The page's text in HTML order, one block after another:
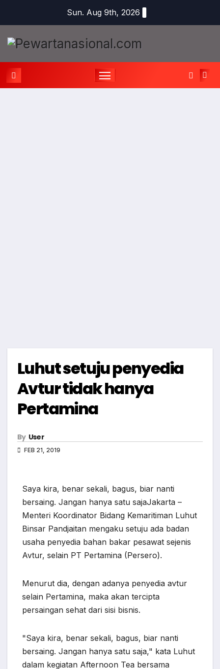
Sun. Aug 9th, 2026
Luhut setuju penyedia
Avtur tidak hanya
Pertamina
By User
FEB 21, 2019
Saya kira, benar sekali, bagus, biar nanti
bersaing. Jangan hanya satu sajaJakarta –
Menteri Koordinator Bidang Kemaritiman Luhut
Binsar Pandjaitan mengaku setuju ada badan
usaha penyedia bahan bakar pesawat sejenis
Avtur, selain PT Pertamina (Persero).
Menurut dia, dengan adanya penyedia avtur
selain Pertamina, maka akan tercipta
persaingan sehat dari sisi bisnis.
"Saya kira, benar sekali, bagus, biar nanti
bersaing. Jangan hanya satu saja," kata Luhut
dalam kegiatan Afternoon Tea bersama